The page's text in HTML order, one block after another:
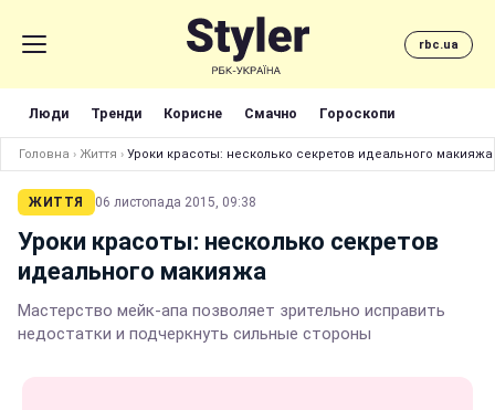
rbc.ua
Люди Тренди Корисне Смачно Гороскопи
Головна › Життя › Уроки красоты: несколько секретов идеального макияжа
ЖИТТЯ 06 листопада 2015, 09:38
Уроки красоты: несколько секретов
идеального макияжа
Мастерство мейк-апа позволяет зрительно исправить
недостатки и подчеркнуть сильные стороны